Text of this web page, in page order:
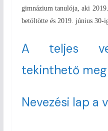
gimnázium tanulója, aki
betöltötte és 2019. június 30-
A teljes
tekinthető
Nevezési lap a